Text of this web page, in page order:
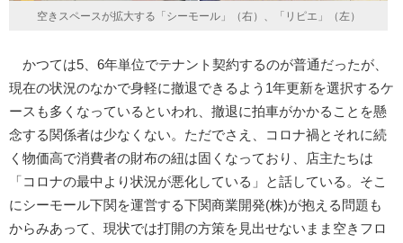
空きスペースが拡大する「シーモール」（右）、「リピエ」（左）
かつては5、6年単位でテナント契約するのが普通だったが、
現在の状況のなかで身軽に撤退できるよう1年更新を選択するケ
ースも多くなっているといわれ、撤退に拍車がかかることを懸
念する関係者は少なくない。ただでさえ、コロナ禍とそれに続
く物価高で消費者の財布の紐は固くなっており、店主たちは
「コロナの最中より状況が悪化している」と話している。そこ
にシーモール下関を運営する下関商業開発(株)が抱える問題も
からみあって、現状では打開の方策を見出せないまま空きフロ